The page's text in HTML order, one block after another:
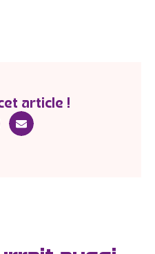
article !